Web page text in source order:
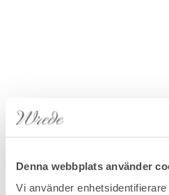
Denna webbplats använder
Vi använder